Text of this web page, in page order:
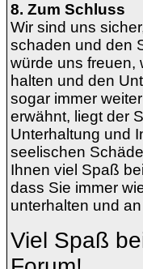
8. Zum Schluss
Wir sind uns
schaden und den
würde uns freuen,
halten und den
sogar immer
erwähnt, liegt der
Unterhaltung und
seelischen
Ihnen viel Spaß
dass Sie immer
unterhalten und
Viel Spaß